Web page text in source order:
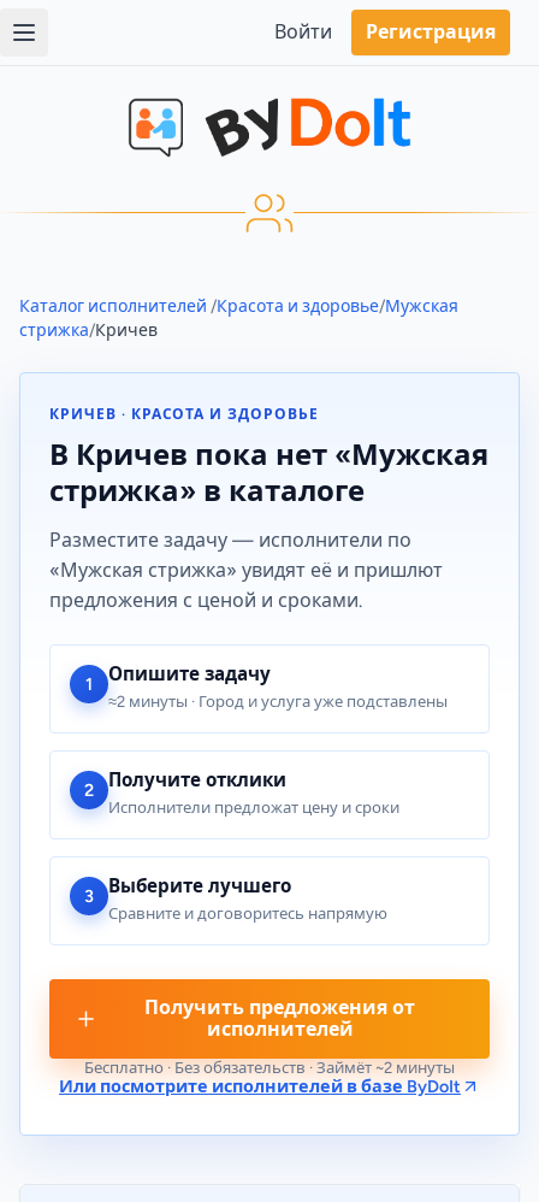
Войти Регистрация
Каталог исполнителей /Красота и здоровье/Мужская
стрижка/Кричев
КРИЧЕВ · КРАСОТА И ЗДОРОВЬЕ
В Кричев пока нет «Мужская
стрижка» в каталоге
Разместите задачу — исполнители по
«Мужская стрижка» увидят её и пришлют
предложения с ценой и сроками.
1 Опишите задачу
≈2 минуты · Город и услуга уже подставлены
2 Получите отклики
Исполнители предложат цену и сроки
3 Выберите лучшего
Сравните и договоритесь напрямую
Получить предложения от
исполнителей
Бесплатно · Без обязательств · Займёт ~2 минуты
Или посмотрите исполнителей в базе ByDoIt